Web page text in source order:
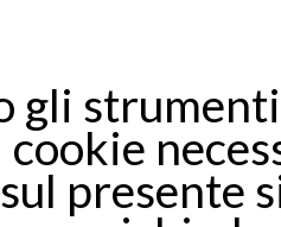
gli
presente